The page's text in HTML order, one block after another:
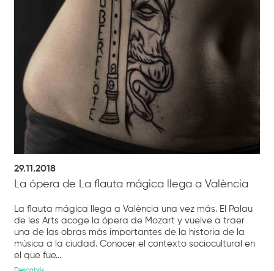
29.11.2018
La ópera de La flauta mágica llega a València
La flauta mágica llega a València una vez más. El Palau
de les Arts acoge la ópera de Mozart y vuelve a traer
una de las obras más importantes de la historia de la
música a la ciudad. Conocer el contexto sociocultural en
el que fue...